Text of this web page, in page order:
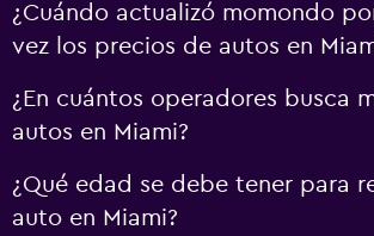
¿Cuándo actualizó momondo
vez los precios de autos en
¿En cuántos operadores busca
autos en Miami?
¿Qué edad se debe tener para
auto en Miami?